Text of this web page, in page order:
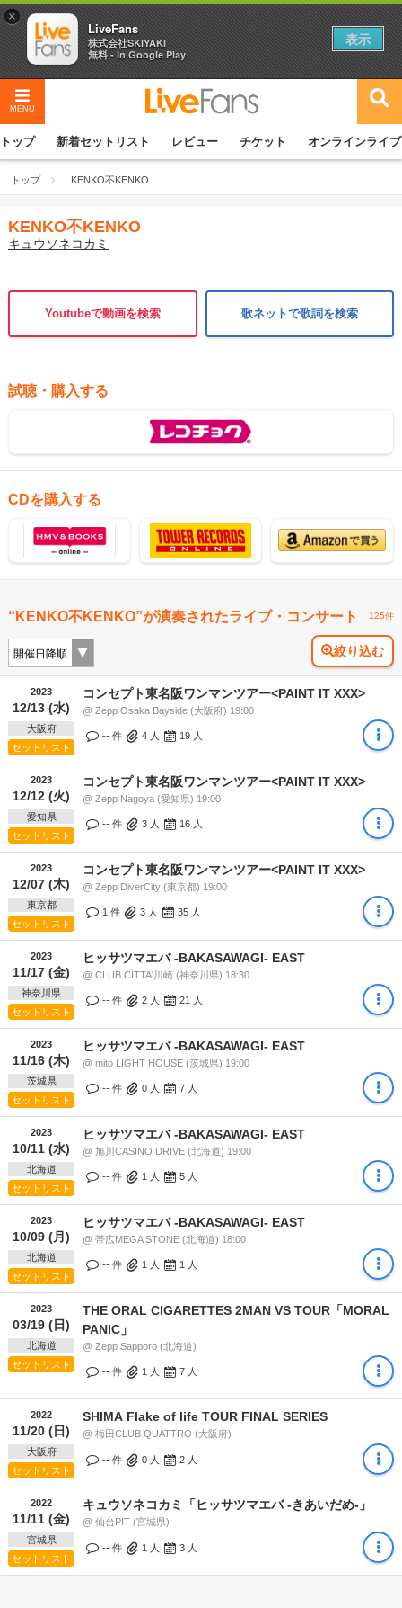
MENU
トップ 新着セットリスト レビュー チケット オンラインライブ
トップ KENKO不KENKO
KENKO不KENKO
キュウソネコカミ
Youtubeで動画を検索 歌ネットで歌詞を検索
試聴・購入する
CDを購入する
“KENKO不KENKO”が演奏されたライブ・コンサート 125件
絞り込む
2023
12/13 (水)
大阪府
セットリスト
コンセプト東名阪ワンマンツアー<PAINT IT XXX>
@ Zepp Osaka Bayside (大阪府) 19:00
-- 件 4 人 19 人
2023
12/12 (火)
愛知県
セットリスト
コンセプト東名阪ワンマンツアー<PAINT IT XXX>
@ Zepp Nagoya (愛知県) 19:00
-- 件 3 人 16 人
2023
12/07 (木)
東京都
セットリスト
コンセプト東名阪ワンマンツアー<PAINT IT XXX>
@ Zepp DiverCity (東京都) 19:00
1 件 3 人 35 人
2023
11/17 (金)
神奈川県
セットリスト
ヒッサツマエバ -BAKASAWAGI- EAST
@ CLUB CITTA'川崎 (神奈川県) 18:30
-- 件 2 人 21 人
2023
11/16 (木)
茨城県
セットリスト
ヒッサツマエバ -BAKASAWAGI- EAST
@ mito LIGHT HOUSE (茨城県) 19:00
-- 件 0 人 7 人
2023
10/11 (水)
北海道
セットリスト
ヒッサツマエバ -BAKASAWAGI- EAST
@ 旭川CASINO DRIVE (北海道) 19:00
-- 件 1 人 5 人
2023
10/09 (月)
北海道
セットリスト
ヒッサツマエバ -BAKASAWAGI- EAST
@ 帯広MEGA STONE (北海道) 18:00
-- 件 1 人 1 人
2023
03/19 (日)
北海道
セットリスト
THE ORAL CIGARETTES 2MAN VS TOUR「MORAL
PANIC」
@ Zepp Sapporo (北海道)
-- 件 1 人 7 人
2022
11/20 (日)
大阪府
セットリスト
SHIMA Flake of life TOUR FINAL SERIES
@ 梅田CLUB QUATTRO (大阪府)
-- 件 0 人 2 人
2022
11/11 (金)
宮城県
セットリスト
キュウソネコカミ「ヒッサツマエバ -きあいだめ-」
@ 仙台PIT (宮城県)
-- 件 1 人 3 人
×
LiveFans
株式会社SKIYAKI
無料 - In Google Play
表示